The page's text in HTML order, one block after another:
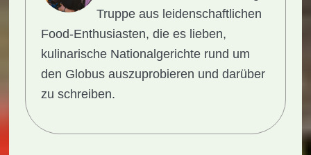
Truppe aus leidenschaftlichen
Food-Enthusiasten, die es lieben,
kulinarische Nationalgerichte rund um
den Globus auszuprobieren und darüber
zu schreiben.